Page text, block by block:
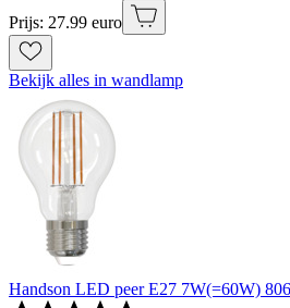
Prijs: 27.99 euro
Bekijk alles in wandlamp
Handson LED peer E27 7W(=60W)